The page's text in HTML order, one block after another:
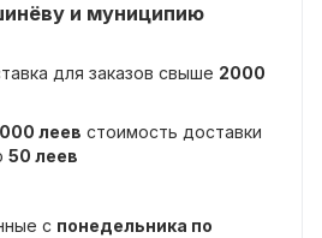
и муниципию
для заказов свыше 2000
леев стоимость доставки
50 леев
с понедельника по